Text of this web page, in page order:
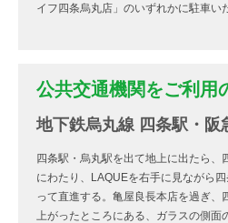
イフ四条烏丸店」のいずれかに駐車い
公共交通機関をご利用
地下鉄烏丸線 四条駅・阪
四条駅・烏丸駅を出て地上に出たら、
にわたり、LAQUEを右手に見ながら
って直進する。亀屋良長本店を過ぎ、
上がったところにある、ガラスの側面